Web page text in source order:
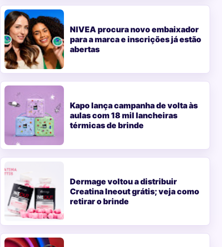
NIVEA procura novo embaixador
para a marca e inscrições já estão
abertas
Kapo lança campanha de volta às
aulas com 18 mil lancheiras
térmicas de brinde
Dermage voltou a distribuir
Creatina Ineout grátis; veja como
retirar o brinde